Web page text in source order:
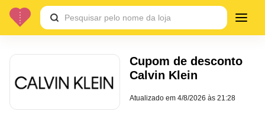
Cupom de desconto
Calvin Klein
Atualizado em4/8/2026 às 21:28